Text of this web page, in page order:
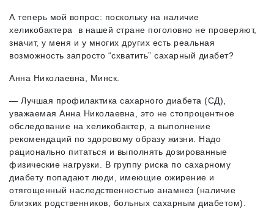
А теперь мой вопрос: поскольку на наличие
хеликобактера в нашей стране поголовно не проверяют,
значит, у меня и у многих других есть реальная
возможность запросто “схватить” сахарный диабет?
Анна Николаевна, Минск.
— Лучшая профилактика сахарного диабета (СД),
уважаемая Анна Николаевна, это не стопроцентное
обследование на хеликобактер, а выполнение
рекомендаций по здоровому образу жизни. Надо
рационально питаться и выполнять дозированные
физические нагрузки. В группу риска по сахарному
диабету попадают люди, имеющие ожирение и
отягощенный наследственностью анамнез (наличие
близких родственников, больных сахарным диабетом).